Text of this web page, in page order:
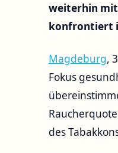
weiterhin mit
konfrontiert
Magdeburg,
Fokus
des